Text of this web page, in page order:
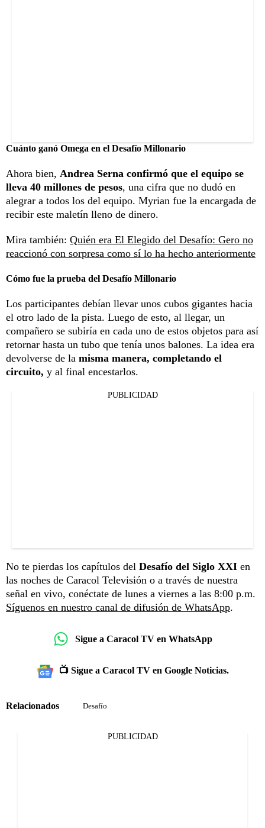
Cuánto ganó Omega en el Desafío Millonario
Ahora bien, Andrea Serna confirmó que el equipo se
lleva 40 millones de pesos, una cifra que no dudó en
alegrar a todos los del equipo. Myrian fue la encargada de
recibir este maletín lleno de dinero.
Mira también: Quién era El Elegido del Desafío: Gero no
reaccionó con sorpresa como sí lo ha hecho anteriormente
Cómo fue la prueba del Desafío Millonario
Los participantes debían llevar unos cubos gigantes hacia
el otro lado de la pista. Luego de esto, al llegar, un
compañero se subiría en cada uno de estos objetos para así
retornar hasta un tubo que tenía unos balones. La idea era
devolverse de la misma manera, completando el
circuito, y al final encestarlos.
PUBLICIDAD
No te pierdas los capítulos del Desafío del Siglo XXI en
las noches de Caracol Televisión o a través de nuestra
señal en vivo, conéctate de lunes a viernes a las 8:00 p.m.
Síguenos en nuestro canal de difusión de WhatsApp.
Sigue a Caracol TV en WhatsApp
📺 Sigue a Caracol TV en Google Noticias.
Relacionados Desafío
PUBLICIDAD